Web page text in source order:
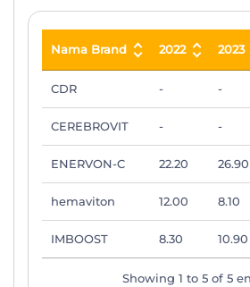
Nama Brand 2022 2023
Nama Brand
CDR - -
CEREBROVIT - -
ENERVON-C 22.20 26.90
hemaviton 12.00 8.10
IMBOOST 8.30 10.90
Showing 1 to 5 of 5